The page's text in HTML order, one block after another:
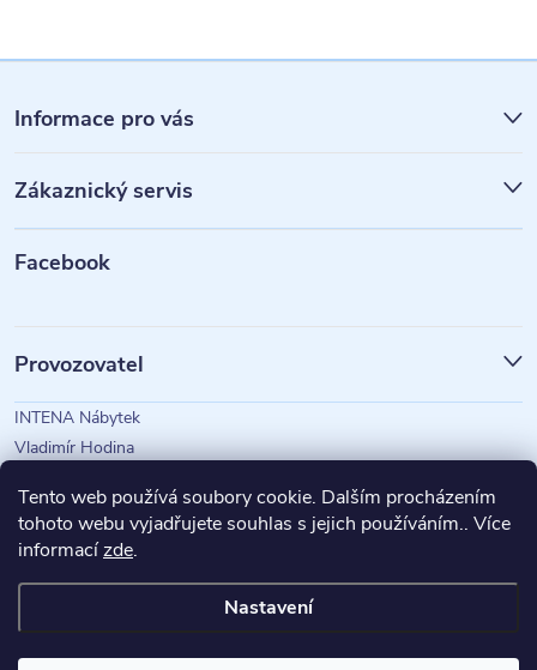
Tento web používá soubory cookie. Dalším procházením
tohoto webu vyjadřujete souhlas s jejich používáním.. Více
informacízde.
Nastavení
á
p
a
Informace pro vás
Zákaznický servis
Facebook
Provozovatel
INTENA Nábytek
Vladimír Hodina
Copyright 2026INTENA Nábytek. Všechna práva vyhrazena.